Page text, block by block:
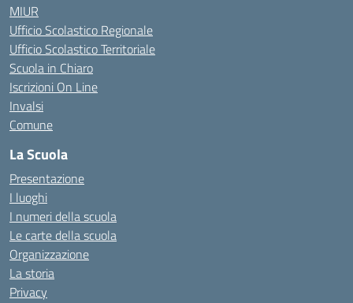
MIUR
Ufficio Scolastico Regionale
Ufficio Scolastico Territoriale
Scuola in Chiaro
Iscrizioni On Line
Invalsi
Comune
La Scuola
Presentazione
I luoghi
I numeri della scuola
Le carte della scuola
Organizzazione
La storia
Privacy